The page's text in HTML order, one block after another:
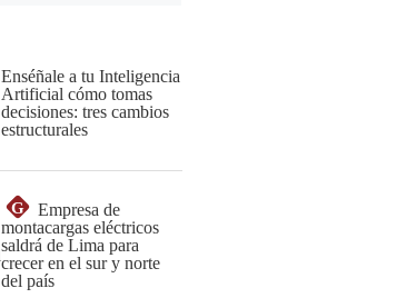
Enséñale a tu Inteligencia
Artificial cómo tomas
decisiones: tres cambios
estructurales
G
Empresa de
montacargas eléctricos
saldrá de Lima para
crecer en el sur y norte
del país